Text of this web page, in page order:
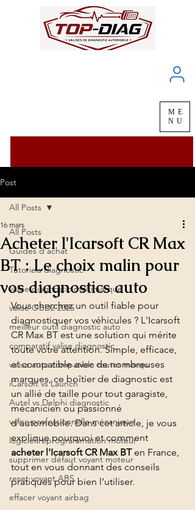
ME
NU
Post
All Posts
Guides d’achat
Tutoriels diagnostic
valise diagnostic multimarque
valise OBD2 2025
meilleur outil diagnostic auto
comparatif valise diagnostic
valise auto compatible toutes marqu
iCarsoft vs Launch
Autel vs Delphi diagnostic
valise professionnelle mécanique
logiciel reprogrammation moteur
supprimer défaut voyant moteur
reset voyant ABS
effacer voyant airbag
All Posts
Acheter l'Icarsoft CR Max
BT : Le choix malin pour
vos diagnostics auto
16 mars
Vous cherchez un outil fiable pour
diagnostiquer vos véhicules ? L'Icarsoft
CR Max BT est une solution qui mérite
toute votre attention. Simple, efficace,
et compatible avec de nombreuses
marques, ce boîtier de diagnostic est
un allié de taille pour tout garagiste,
mécanicien ou passionné
d'automobile. Dans cet article, je vous
explique pourquoi et comment
acheter l'Icarsoft CR Max BT en France,
tout en vous donnant des conseils
pratiques pour bien l’utiliser.